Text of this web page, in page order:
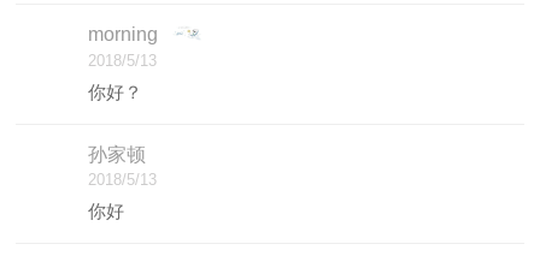
morning
2018/5/13
你好？
孙家顿
2018/5/13
你好